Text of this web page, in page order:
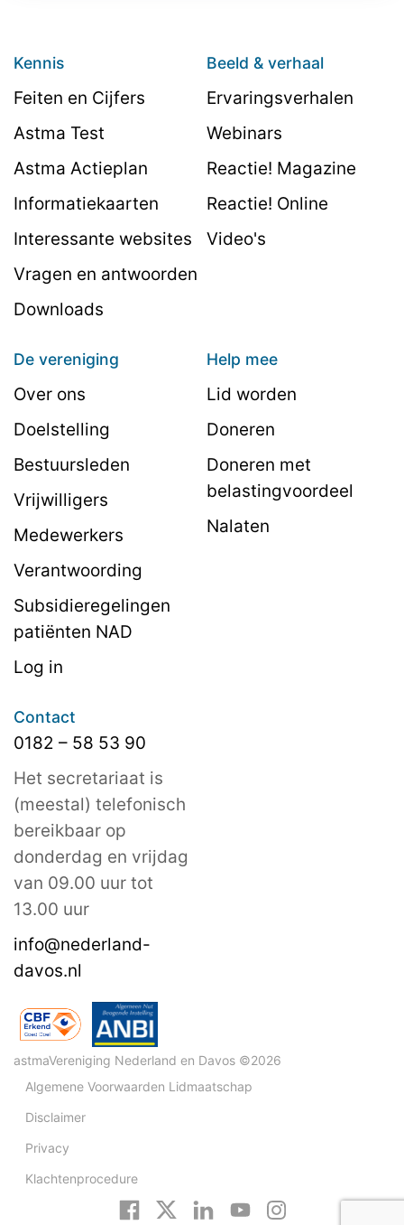
Kennis
Feiten en Cijfers
Astma Test
Astma Actieplan
Informatiekaarten
Interessante websites
Vragen en antwoorden
Downloads
Beeld & verhaal
Ervaringsverhalen
Webinars
Reactie! Magazine
Reactie! Online
Video's
De vereniging
Over ons
Doelstelling
Bestuursleden
Vrijwilligers
Medewerkers
Verantwoording
Subsidieregelingen
patiënten NAD
Log in
Help mee
Lid worden
Doneren
Doneren met
belastingvoordeel
Nalaten
Contact
0182 – 58 53 90
Het secretariaat is
(meestal) telefonisch
bereikbaar op
donderdag en vrijdag
van 09.00 uur tot
13.00 uur
info@nederland-
davos.nl
astmaVereniging Nederland en Davos ©2026
Algemene Voorwaarden Lidmaatschap
Disclaimer
Privacy
Klachtenprocedure